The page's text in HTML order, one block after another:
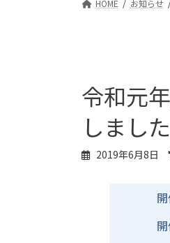
HOME お知らせ
令和元
しました
2019年6月8日